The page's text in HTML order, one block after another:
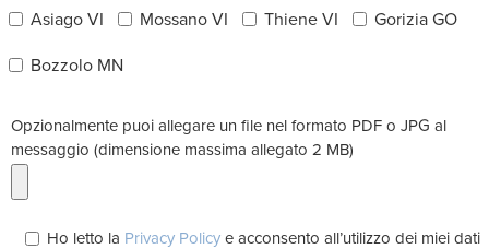
Asiago VI Mossano VI Thiene VI Gorizia GO
Bozzolo MN
Opzionalmente puoi allegare un file nel formato PDF o JPG al
messaggio (dimensione massima allegato 2 MB)
Ho letto la Privacy Policy e acconsento all’utilizzo dei miei dati